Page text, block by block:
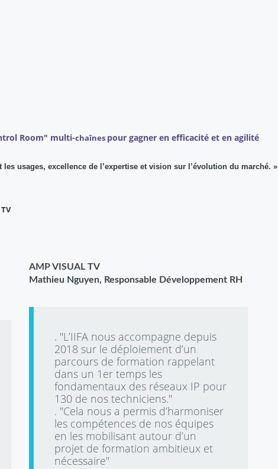
Room" multi-chaînes pour gagner en efficacité et en agilité
usages, excellence de l’expertise et vision sur l’évolution du marché. »
AMP VISUAL TV
Mathieu Nguyen, Responsable Développement RH
. "L’IIFA nous accompagne depuis
2018 sur le déploiement d’un
parcours de formation rappelant
dans un 1er temps les
fondamentaux des réseaux IP pour
130 de nos techniciens."
. "Cela nous a permis d’harmoniser
les compétences de nos équipes
en les mobilisant autour d’un
projet de formation ambitieux et
nécessaire"